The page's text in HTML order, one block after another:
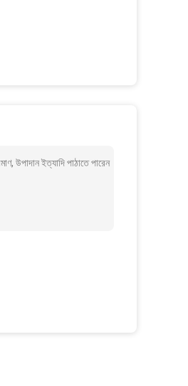
উপাদান ইত্যাদি পাঠাতে পারেন